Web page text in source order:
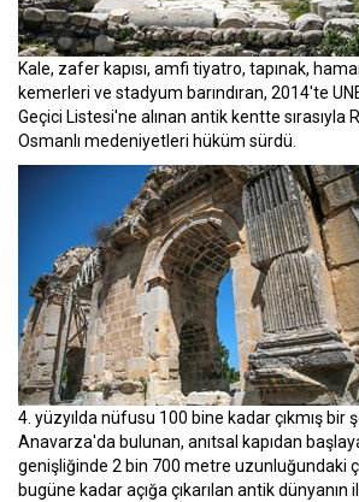
Kale, zafer kapısı, amfi tiyatro, tapınak,
kemerleri ve stadyum barındıran, 2014'te
Geçici Listesi'ne alınan antik kentte sırasıyla
Osmanlı medeniyetleri hüküm sürdü.
4. yüzyılda nüfusu 100 bine kadar çıkmış bir
Anavarza'da bulunan, anıtsal kapıdan
genişliğinde 2 bin 700 metre uzunluğundaki
bugüne kadar açığa çıkarılan antik dünyanın